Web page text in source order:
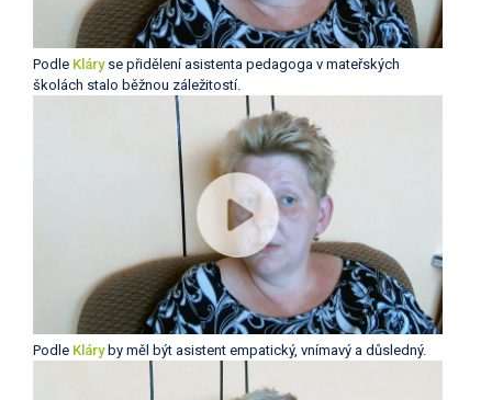
Podle Kláryse přidělení asistenta pedagoga v mateřských
školách stalo běžnou záležitostí.
Podle Kláryby měl být asistent empatický, vnímavý a důsledný.